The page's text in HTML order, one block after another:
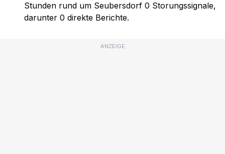
Stunden rund um Seubersdorf 0 Storungssignale,
darunter 0 direkte Berichte.
ANZEIGE